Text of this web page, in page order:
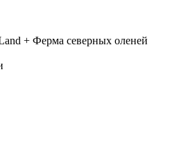
+ Ферма северных оленей